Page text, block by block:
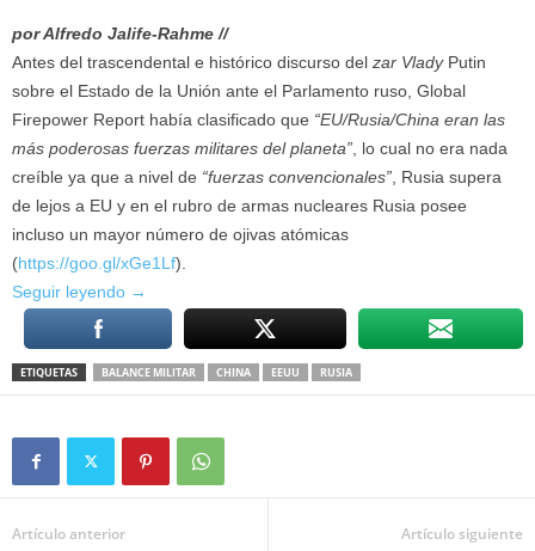
por Alfredo Jalife-Rahme //
Antes del trascendental e histórico discurso del zar VladyPutin
sobre el Estado de la Unión ante el Parlamento ruso, Global
Firepower Report había clasificado que
EU/Rusia/China eran las
más poderosas fuerzas militares del planeta
, lo cual no era nada
creíble ya que a nivel de
fuerzas convencionales
, Rusia supera
de lejos a EU y en el rubro de armas nucleares Rusia posee
incluso un mayor número de ojivas atómicas
(https://goo.gl/xGe1Lf).
Seguir leyendo Fin
la
hegemonía
EE.UU.,
nuevo
equilibrio
→
ETIQUETAS BALANCE MILITAR CHINA EEUU RUSIA
Artículo anterior Artículo siguiente